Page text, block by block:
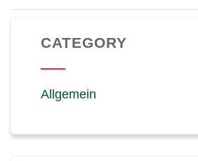
CATEGORY
Allgemein